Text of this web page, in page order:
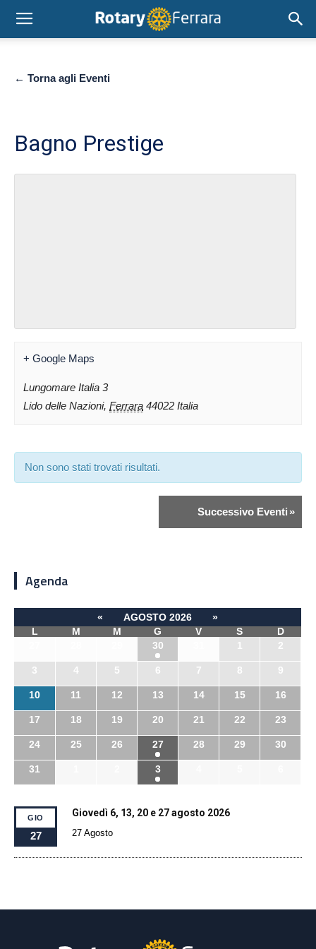
← Torna agli Eventi
Bagno Prestige
+ Google Maps
Lungomare Italia 3
Lido delle Nazioni, Ferrara 44022 Italia
Non sono stati trovati risultati.
Successivo Eventi »
Agenda
« AGOSTO 2026
»
L
M M G V S
D
30 1 2
3 4 5 6 7 8 9
10 11 12 13 14 15 16
17 18 19 20 21 22 23
24 25 26 27 28 29 30
31 3
GIO
27
Giovedì 6, 13, 20 e 27 agosto 2026
27 Agosto